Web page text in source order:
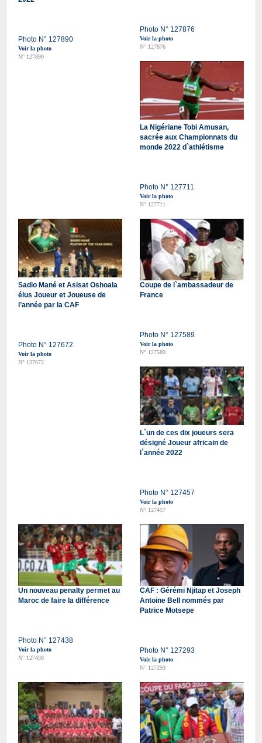
Photo N° 127890
Voir la photo
N° 127890
Photo N° 127876
Voir la photo
N° 127876
La Nigériane Tobi Amusan,
sacrée aux Championnats du
monde 2022 d`athlétisme
Photo N° 127711
Voir la photo
N° 127711
Sadio Mané et Asisat Oshoala
élus Joueur et Joueuse de
l’année par la CAF
Photo N° 127672
Voir la photo
N° 127672
Coupe de l`ambassadeur de
France
Photo N° 127589
Voir la photo
N° 127589
L`un de ces dix joueurs sera
désigné Joueur africain de
l`année 2022
Photo N° 127457
Voir la photo
N° 127457
Un nouveau penalty permet au
Maroc de faire la différence
Photo N° 127438
Voir la photo
N° 127438
CAF : Gérémi Njitap et Joseph
Antoine Bell nommés par
Patrice Motsepe
Photo N° 127293
Voir la photo
N° 127293